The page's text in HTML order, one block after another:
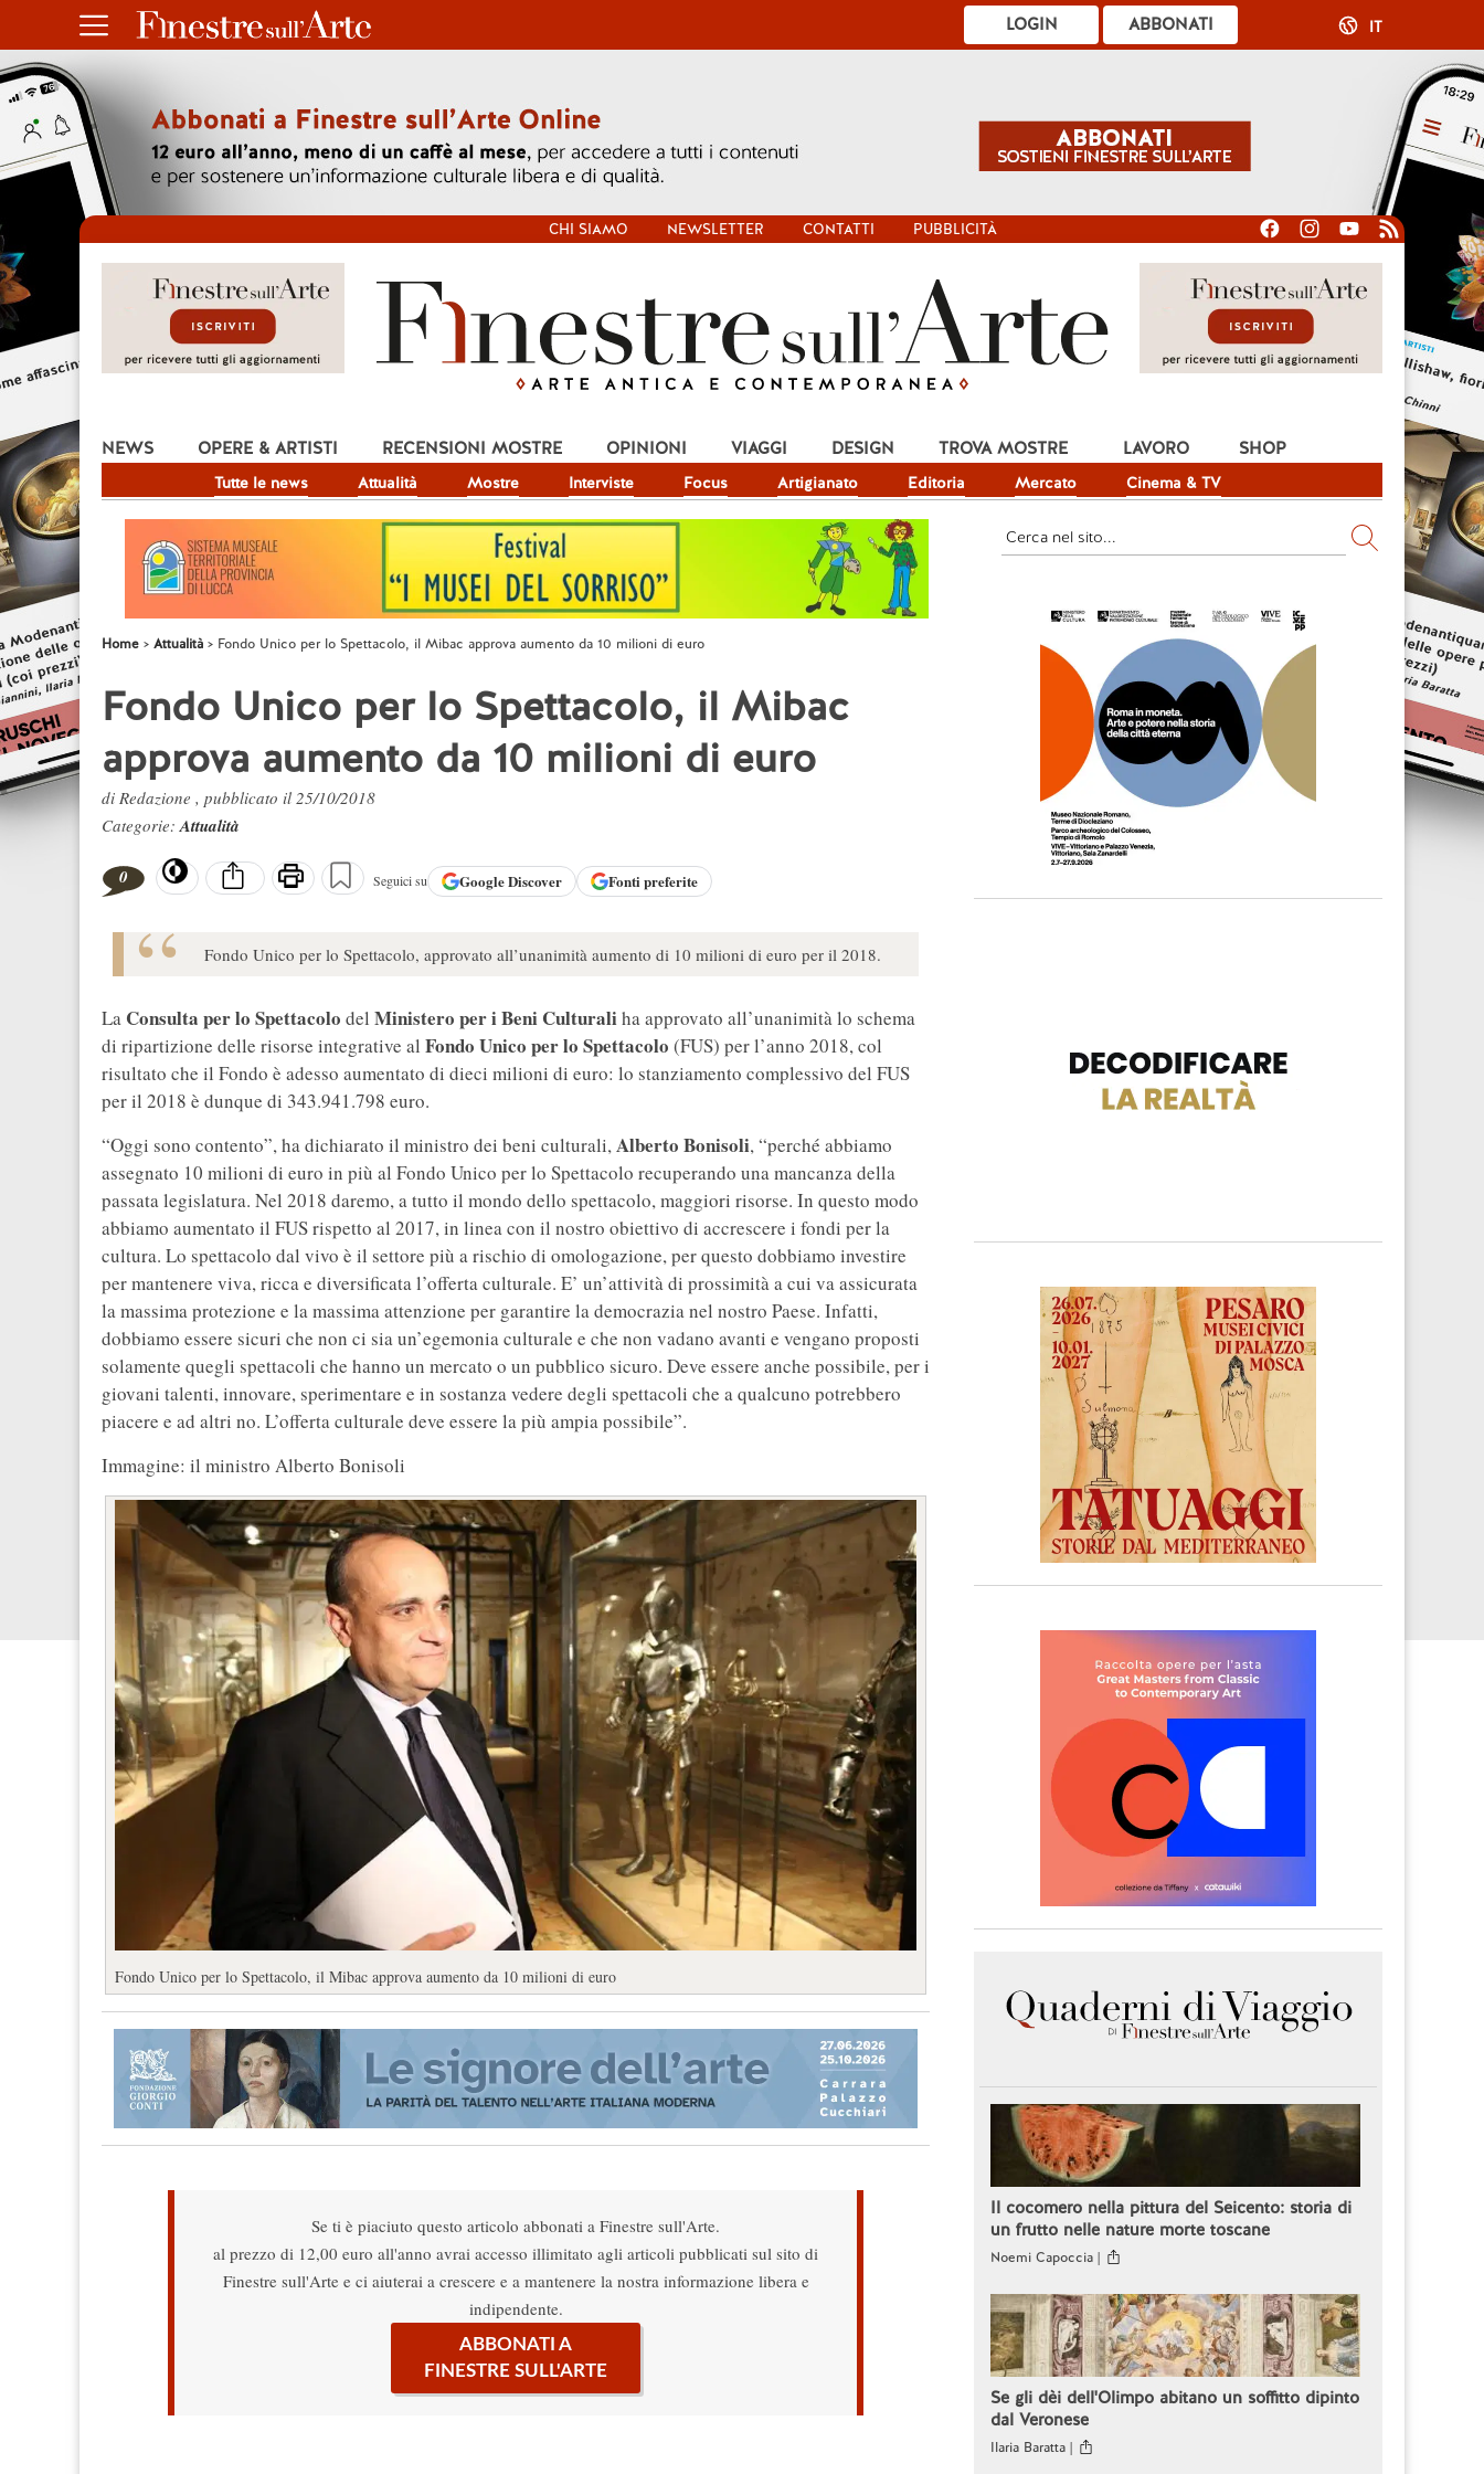
ABBONATI
LOGIN IT
CHI SIAMO NEWSLETTER CONTATTI PUBBLICITÀ
NEWS
Tutte le news Attualità Mostre Interviste Focus Artigianato Editoria Mercato Cinema & TV
OPERE & ARTISTI RECENSIONI MOSTRE OPINIONI VIAGGI DESIGN TROVA MOSTRE LAVORO SHOP
Home Attualità Fondo Unico per lo Spettacolo, il Mibac approva aumento da 10 milioni di euro
Fondo Unico per lo Spettacolo, il Mibac
approva aumento da 10 milioni di euro
di Redazione , pubblicato il 25/10/2018
Categorie:Attualità
0 Seguici su GoogleDiscover Fonti preferite
Fondo Unico per lo Spettacolo, approvato all’unanimità aumento di 10 milioni di euro per il 2018.
La Consulta per lo Spettacolo del Ministero per i Beni Culturaliha approvato all’unanimità lo schema
di ripartizione delle risorse integrative al Fondo Unico per lo Spettacolo (FUS) per l’anno 2018, col
risultato che il Fondo è adesso aumentato di dieci milioni di euro: lo stanziamento complessivo del FUS
per il 2018 è dunque di 343.941.798 euro.
“Oggi sono contento”, ha dichiarato il ministro dei beni culturali,Alberto Bonisoli, “perché abbiamo
assegnato 10 milioni di euro in più al Fondo Unico per lo Spettacolo recuperando una mancanza della
passata legislatura. Nel 2018 daremo, a tutto il mondo dello spettacolo, maggiori risorse. In questo modo
abbiamo aumentato il FUS rispetto al 2017, in linea con il nostro obiettivo di accrescere i fondi per la
cultura. Lo spettacolo dal vivo è il settore più a rischio di omologazione, per questo dobbiamo investire
per mantenere viva, ricca e diversificata l’offerta culturale. E’ un’attività di prossimità a cui va assicurata
la massima protezione e la massima attenzione per garantire la democrazia nel nostro Paese. Infatti,
dobbiamo essere sicuri che non ci sia un’egemonia culturale e che non vadano avanti e vengano proposti
solamente quegli spettacoli che hanno un mercato o un pubblico sicuro. Deve essere anche possibile, per i
giovani talenti, innovare, sperimentare e in sostanza vedere degli spettacoli che a qualcuno potrebbero
piacere e ad altri no. L’offerta culturale deve essere la più ampia possibile”.
Immagine: il ministro Alberto Bonisoli
Fondo Unico per lo Spettacolo, il Mibac approva aumento da 10 milioni di euro
Se ti è piaciuto questo articolo abbonati a Finestre sull'Arte.
al prezzo di 12,00 euro all'anno avrai accesso illimitato agli articoli pubblicati sul sito di
Finestre sull'Arte e ci aiuterai a crescere e a mantenere la nostra informazione libera e
indipendente.
ABBONATI A
FINESTRE SULL'ARTE
Il cocomero nella pittura del Seicento: storia di
un frutto nelle nature morte toscane
Noemi Capoccia |
Se gli dèi dell'Olimpo abitano un soffitto dipinto
dal Veronese
Ilaria Baratta |